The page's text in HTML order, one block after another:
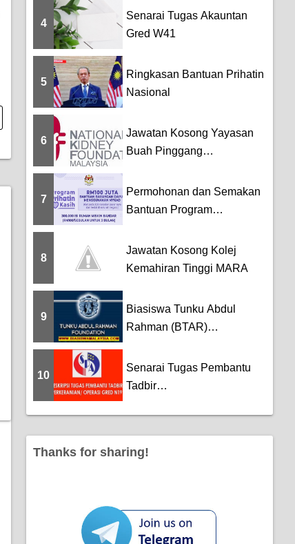
4
Senarai Tugas Akauntan
Gred W41
5
Ringkasan Bantuan Prihatin
Nasional
6
Jawatan Kosong Yayasan
Buah Pinggang
(NKF)
7
Permohonan dan Semakan
Bantuan Program
8
Jawatan Kosong Kolej
Kemahiran Tinggi MARA
9
Biasiswa Tunku Abdul
Rahman (BTAR)
10
Senarai Tugas Pembantu
Tadbir
Thanks for sharing!